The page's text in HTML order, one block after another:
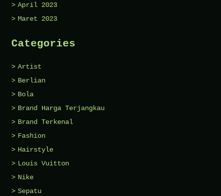
April 2023
Maret 2023
Categories
Artist
Berlian
Bola
Brand Harga Terjangkau
Brand Terkenal
Fashion
Hairstyle
Louis Vuitton
Nike
Sepatu